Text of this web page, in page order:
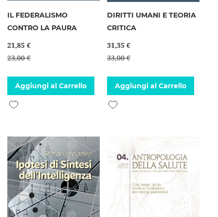
IL FEDERALISMO
CONTRO LA PAURA
21,85 €
23,00 €
Aggiungi al Carrello
Aggiungi alla lista desideri
DIRITTI UMANI E TEORIA
CRITICA
31,35 €
33,00 €
Aggiungi al Carrello
Aggiungi alla lista desideri